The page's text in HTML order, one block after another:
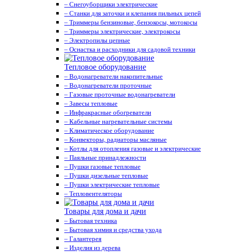
– Снегоуборщики электрические
– Станки для заточки и клепания пильных цепей
– Триммеры бензиновые, бензокосы, мотокосы
– Триммеры электрические, электрокосы
– Электропилы цепные
– Оснастка и расходники для садовой техники
Тепловое оборудование
– Водонагреватели накопительные
– Водонагреватели проточные
– Газовые проточные водонагреватели
– Завесы тепловые
– Инфракрасные обогреватели
– Кабельные нагревательные системы
– Климатическое оборудование
– Конвекторы, радиаторы масляные
– Котлы для отопления газовые и электрические
– Паяльные принадлежности
– Пушки газовые тепловые
– Пушки дизельные тепловые
– Пушки электрические тепловые
– Тепловентеляторы
Товары для дома и дачи
– Бытовая техника
– Бытовая химия и средства ухода
– Галантерея
– Изделия из дерева